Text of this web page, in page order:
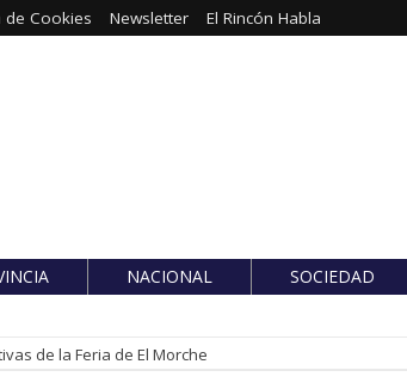
de Cookies Newsletter El Rincón Habla
NACIONAL SOCIEDAD
de la Feria de El Morche